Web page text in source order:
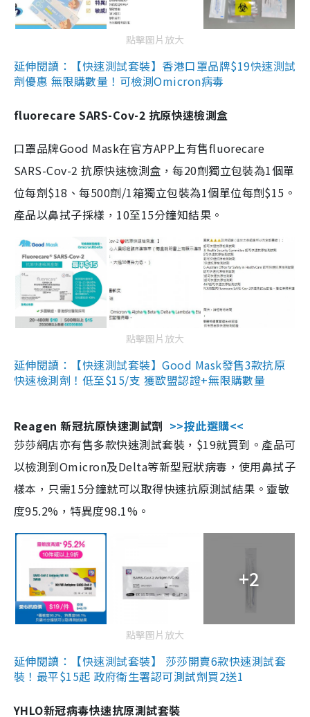
點擊圖片放大
延伸閱讀：【快速測試套裝】香港口罩品牌$19快速測試
劑優惠 無限購數量！可檢測Omicron病毒
fluorecare SARS-Cov-2 抗原快速檢測盒
口罩品牌Good Mask在官方APP上有售fluorecare
SARS-Cov-2 抗原快速檢測盒，每20劑獨立包裝為1個單
位每劑$18、每500劑/1箱獨立包裝為1個單位每劑$15。
產品以鼻拭子採樣，10至15分鐘知結果。
點擊圖片放大
延伸閱讀：【快速測試套裝】Good Mask發售3款抗原
快速檢測劑！低至$15/支 獲歐盟認證+無限購數量
Reagen 新冠抗原快速測試劑 >>按此選購<<
莎莎網店亦有售多款快速測試套裝，$19就買到。產品可
以檢測到Omicron及Delta等新型冠狀病毒，使用鼻拭子
樣本，只需15分鐘就可以取得快速抗原測試結果。靈敏
度95.2%，特異度98.1%。
+2
點擊圖片放大
延伸閱讀：【快速測試套裝】 莎莎開賣6款快速測試套
裝！最平$15起 政府衛生署認可測試劑買2送1
YHLO新冠病毒快速抗原測試套裝